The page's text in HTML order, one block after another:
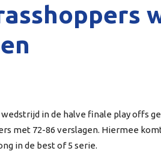
in de halve finale play offs
met 72-86 verslagen. Hiermee
in de best of 5 serie.